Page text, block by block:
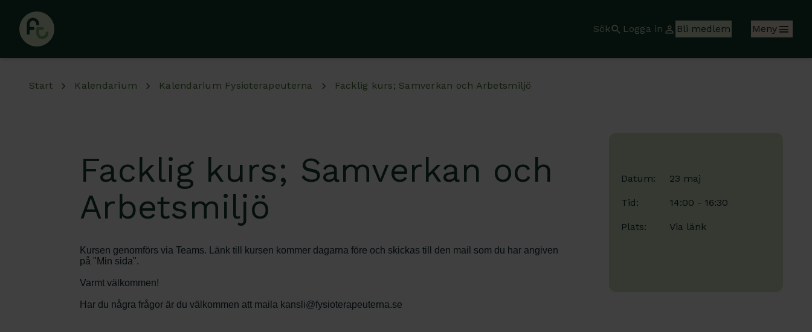
Sök
Logga in Bli medlem Meny
Start Kalendarium Kalendarium Fysioterapeuterna Facklig kurs; Samverkan och Arbetsmiljö
Datum: 23 maj
Tid: 14:00 - 16:30
Plats: Via länk
Facklig kurs; Samverkan och
Arbetsmiljö
Kursen genomförs via Teams. Länk till kursen kommer dagarna före och skickas till den mail som du har angiven
på "Min sida".
Varmt välkommen!
Har du några frågor är du välkommen att maila kansli@fysioterapeuterna.se